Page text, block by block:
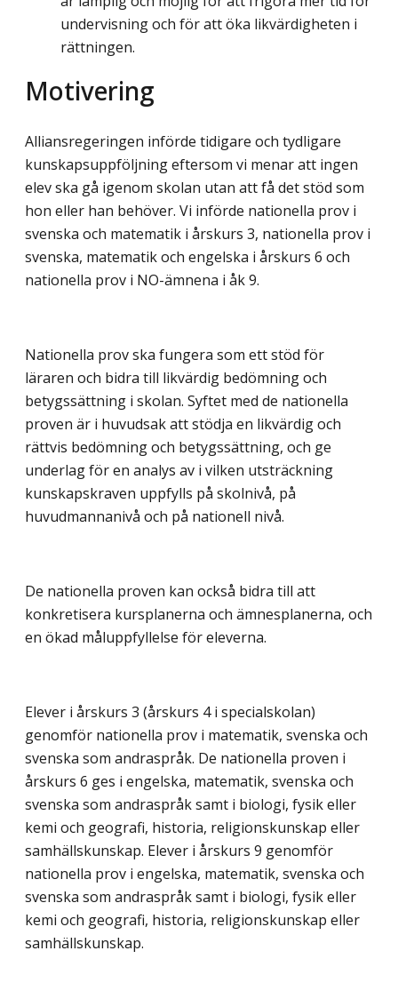
undervisning och för att öka likvärdigheten i
rättningen.
Motivering
Alliansregeringen införde tidigare och tydligare
kunskapsuppföljning eftersom vi menar att ingen
elev ska gå igenom skolan utan att få det stöd som
hon eller han behöver. Vi införde nationella prov i
svenska och matematik i årskurs 3, nationella prov i
svenska, matematik och engelska i årskurs 6 och
nationella prov i NO-ämnena i åk 9.
Nationella prov ska fungera som ett stöd för
läraren och bidra till likvärdig bedömning och
betygssättning i skolan. Syftet med de nationella
proven är i huvudsak att stödja en likvärdig och
rättvis bedömning och betygssättning, och ge
underlag för en analys av i vilken utsträckning
kunskapskraven uppfylls på skolnivå, på
huvudmannanivå och på nationell nivå.
De nationella proven kan också bidra till att
konkretisera kursplanerna och ämnesplanerna, och
en ökad måluppfyllelse för eleverna.
Elever i årskurs 3 (årskurs 4 i specialskolan)
genomför nationella prov i matematik, svenska och
svenska som andraspråk. De nationella proven i
årskurs 6 ges i engelska, matematik, svenska och
svenska som andraspråk samt i biologi, fysik eller
kemi och geografi, historia, religionskunskap eller
samhällskunskap. Elever i årskurs 9 genomför
nationella prov i engelska, matematik, svenska och
svenska som andraspråk samt i biologi, fysik eller
kemi och geografi, historia, religionskunskap eller
samhällskunskap.